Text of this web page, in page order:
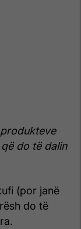
do të dalin
(por janë
do të